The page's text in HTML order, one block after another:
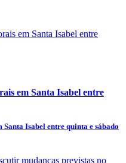
em Santa Isabel entre
Isabel entre quinta e sábado